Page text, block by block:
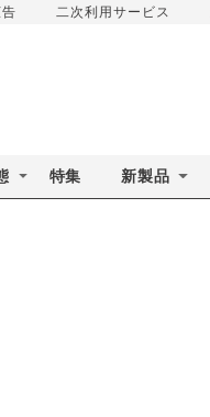
二次利用サービス
特集 新製品